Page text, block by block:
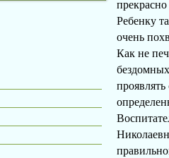
Ребенку
очень
Как не